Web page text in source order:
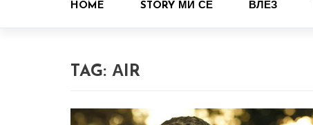
HOME STORY МИ СЕ ВЛЕЗ
TAG: АIR